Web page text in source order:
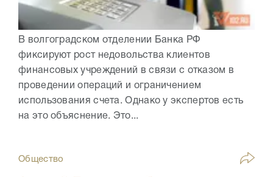
В волгоградском отделении Банка РФ
фиксируют рост недовольства клиентов
финансовых учреждений в связи с отказом в
проведении операций и ограничением
использования счета. Однако у экспертов есть
на это объяснение. Это...
Общество